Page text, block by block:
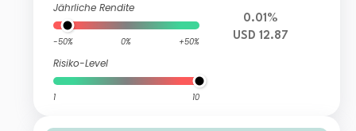
Jährliche Rendite
-50% 0% +50%
Risiko-Level
1 10
0.01%
USD 12.87